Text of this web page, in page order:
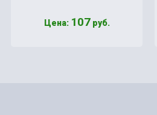
Цена: 107руб.